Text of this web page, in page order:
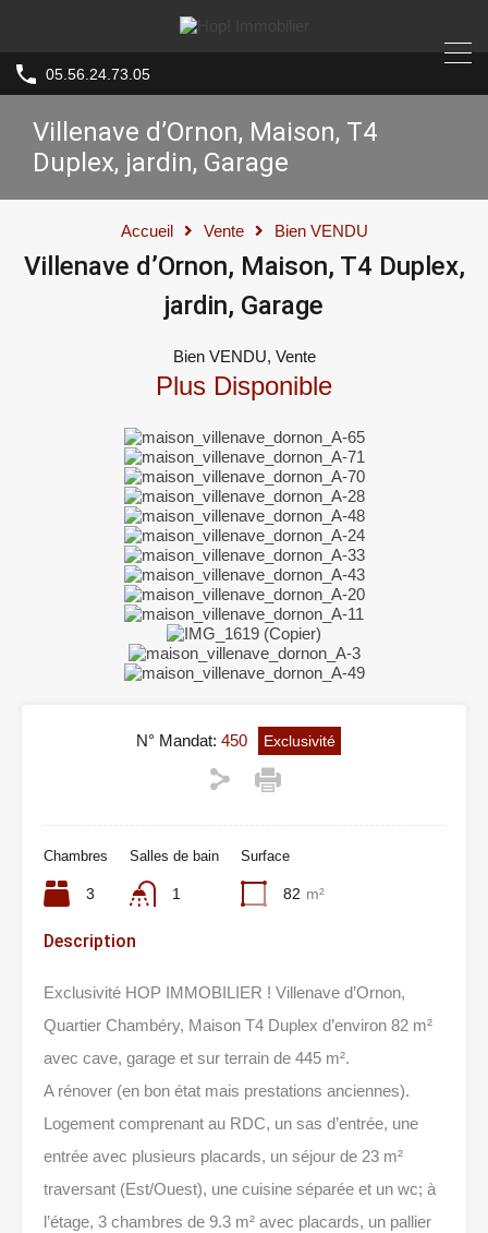
05.56.24.73.05
Villenave d’Ornon, Maison, T4
Duplex, jardin, Garage
Accueil Vente Bien VENDU
Villenave d’Ornon, Maison, T4 Duplex,
jardin, Garage
Bien VENDU, Vente
Plus Disponible
N° Mandat: 450 Exclusivité
Chambres
3
Salles de bain
1
Surface
82 m²
Description
Exclusivité HOP IMMOBILIER ! Villenave d’Ornon,
Quartier Chambéry, Maison T4 Duplex d’environ 82 m²
avec cave, garage et sur terrain de 445 m².
A rénover (en bon état mais prestations anciennes).
Logement comprenant au RDC, un sas d’entrée, une
entrée avec plusieurs placards, un séjour de 23 m²
traversant (Est/Ouest), une cuisine séparée et un wc; à
l’étage, 3 chambres de 9.3 m² avec placards, un pallier